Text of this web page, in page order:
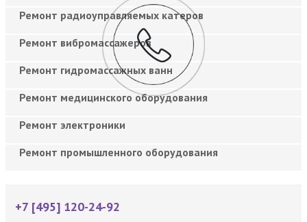
Ремонт радиоуправляемых катеров
Ремонт вибромассажеров
Ремонт гидромассажных ванн
Ремонт медицинского оборудования
Ремонт электроники
Ремонт промышленного оборудования
+7 [495] 120-24-92